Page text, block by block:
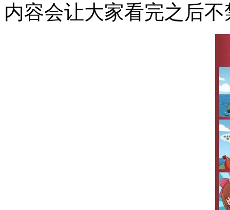
内容会让大家看完之后